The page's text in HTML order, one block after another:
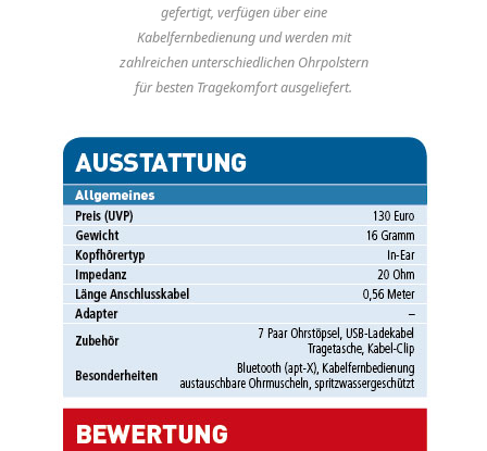
gefertigt, verfügen über eine
Kabelfernbedienung und werden mit
zahlreichen unterschiedlichen Ohrpolstern
für besten Tragekomfort ausgeliefert.